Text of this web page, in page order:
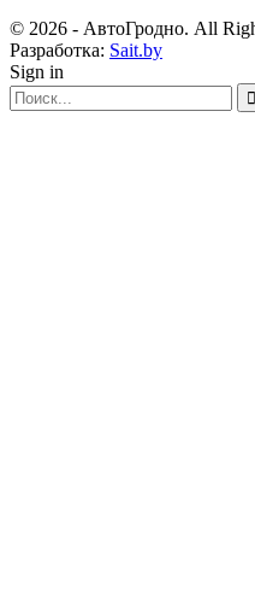
© 2026 - АвтоГродно. All
Разработка: Sait.by
Sign in